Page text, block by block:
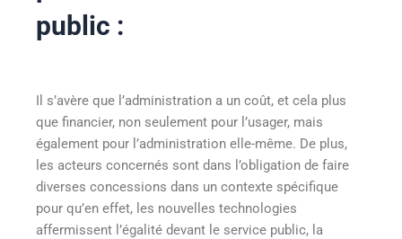
public :
Il s’avère que l’administration a un coût, et cela plus
que financier, non seulement pour l’usager, mais
également pour l’administration elle-même. De plus,
les acteurs concernés sont dans l’obligation de faire
diverses concessions dans un contexte spécifique
pour qu’en effet, les nouvelles technologies
affermissent l’égalité devant le service public, la